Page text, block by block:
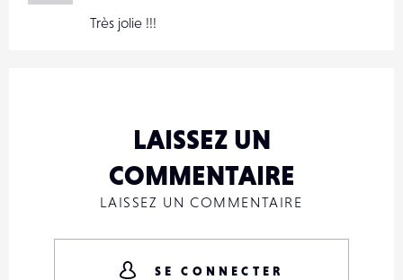
Très jolie !!!
LAISSEZ UN
COMMENTAIRE
LAISSEZ UN COMMENTAIRE
SE CONNECTER